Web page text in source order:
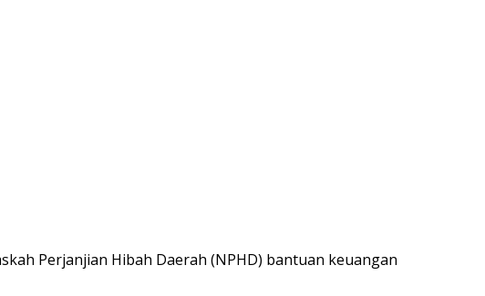
Perjanjian Hibah Daerah (NPHD) bantuan keuangan